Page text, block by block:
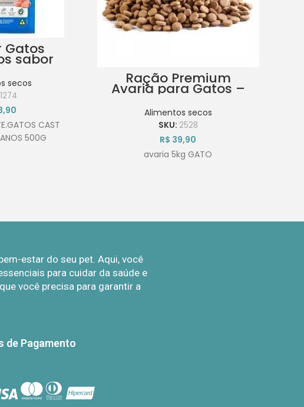
Gatos
sabor
de 12
secos
1274
CAST
500G
Ração Premium
Avaria para Gatos –
Alimentos secos
SKU: 2528
R$ 39,90
avaria 5kg GATO
estar do seu pet. Aqui, você
para cuidar da saúde e
você precisa para garantir a
de Pagamento